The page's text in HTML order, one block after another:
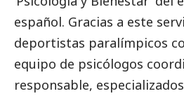
español. Gracias a este
deportistas paralímpicos
equipo de psicólogos
responsable,